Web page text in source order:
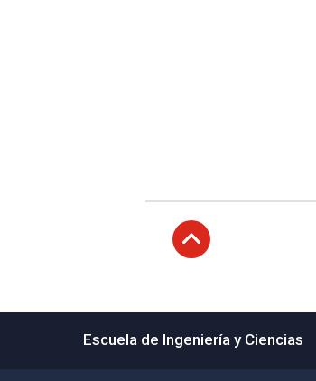
Escuela de Ingeniería y Ciencias